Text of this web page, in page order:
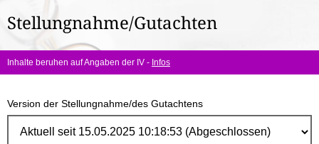
hier:
Stellungnahme/Gutachten
Inhalte beruhen auf Angaben der IV - Infos
Version der Stellungnahme/des Gutachtens